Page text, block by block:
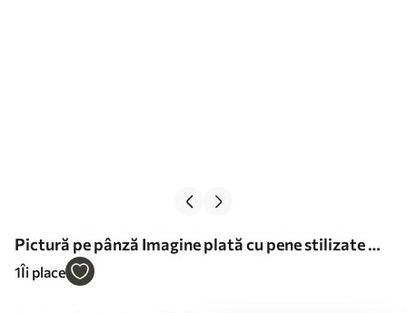
Pictură pe pânză Imagine plată cu pene stilizate Nr
s49387
1Îi place